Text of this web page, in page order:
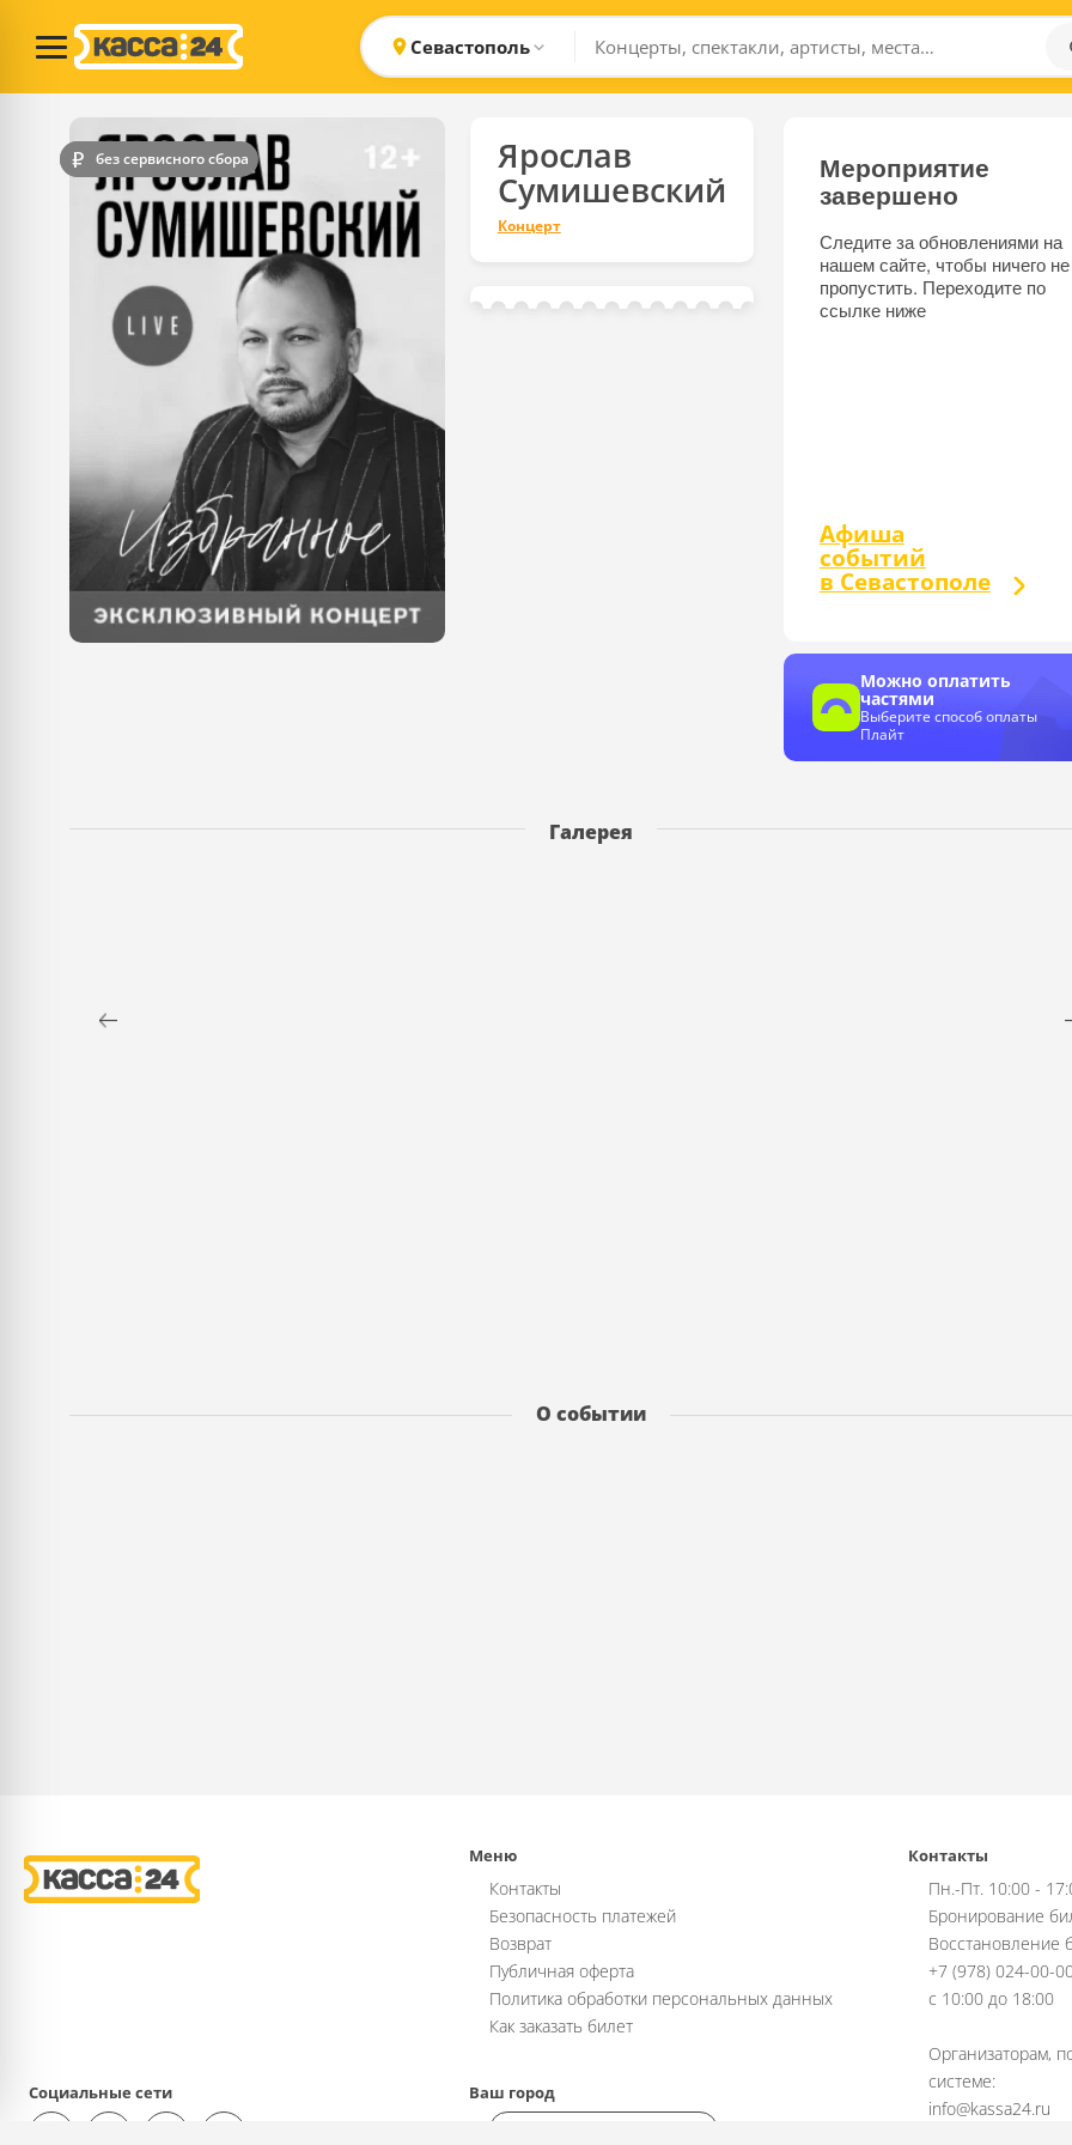
Севастополь
без сервисного сбора Ярослав
Сумишевский
Концерт
Мероприятие
завершено
Следите за обновлениями на
нашем сайте, чтобы ничего не
пропустить. Переходите по
ссылке ниже
Афиша
событий
в Севастополе
Можно оплатить
частями
Выберите способ оплаты
Плайт
Галерея
О событии
Меню
Контакты
Безопасность платежей
Возврат
Публичная оферта
Политика обработки персональных данных
Как заказать билет
Контакты
Пн.-Пт. 10:00 -
Бронирование
Восстановление
+7 (978) 024-00-
с 10:00 до 18:00
Организаторам,
системе:
info@kassa24.ru
Социальные сети Ваш город